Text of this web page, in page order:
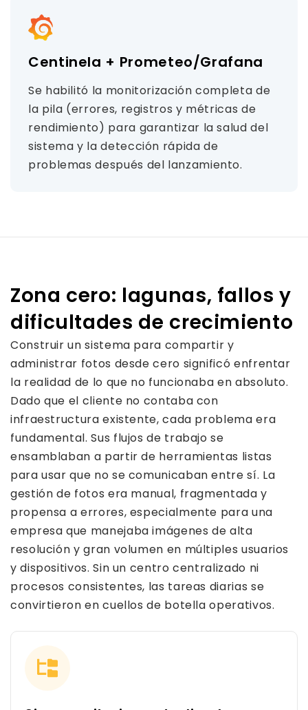
Centinela + Prometeo/Grafana
Se habilitó la monitorización completa de
la pila (errores, registros y métricas de
rendimiento) para garantizar la salud del
sistema y la detección rápida de
problemas después del lanzamiento.
Zona cero: lagunas, fallos y
dificultades de crecimiento
Construir un sistema para compartir y
administrar fotos desde cero significó enfrentar
la realidad de lo que no funcionaba en absoluto.
Dado que el cliente no contaba con
infraestructura existente, cada problema era
fundamental. Sus flujos de trabajo se
ensamblaban a partir de herramientas listas
para usar que no se comunicaban entre sí. La
gestión de fotos era manual, fragmentada y
propensa a errores, especialmente para una
empresa que manejaba imágenes de alta
resolución y gran volumen en múltiples usuarios
y dispositivos. Sin un centro centralizado ni
procesos consistentes, las tareas diarias se
convirtieron en cuellos de botella operativos.